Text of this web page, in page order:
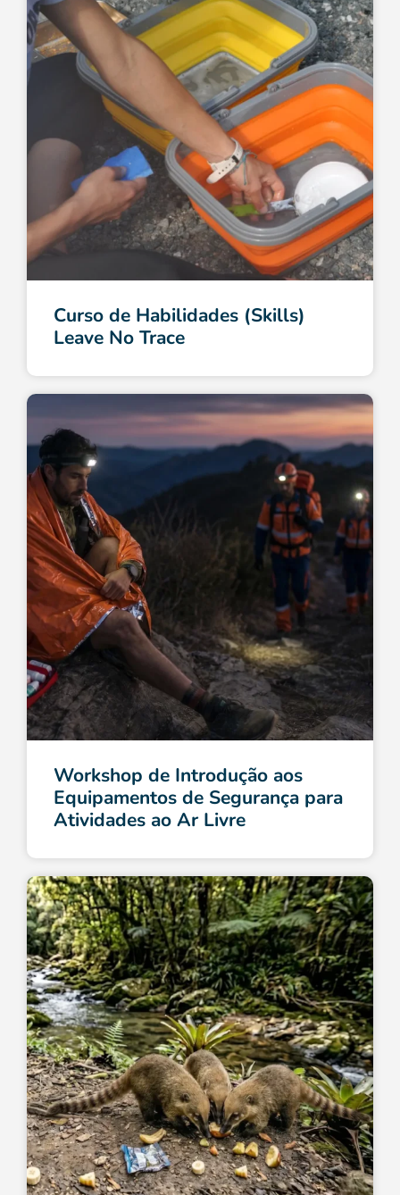
Curso de Habilidades (Skills)
Leave No Trace
Workshop de Introdução aos
Equipamentos de Segurança para
Atividades ao Ar Livre